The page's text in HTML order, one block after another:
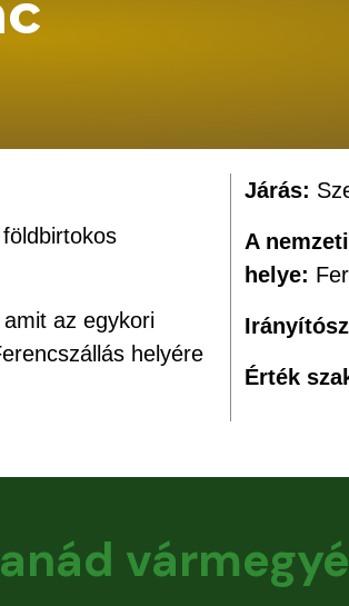
az egykori
helyére
Járás:
A
helye:
Érték